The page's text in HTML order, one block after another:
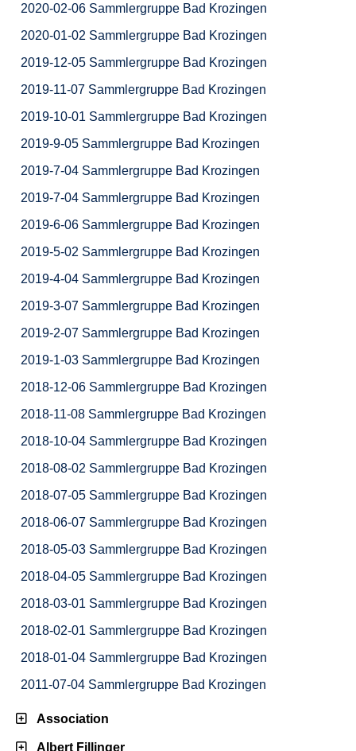
2020-02-06 Sammlergruppe Bad Krozingen
2020-01-02 Sammlergruppe Bad Krozingen
2019-12-05 Sammlergruppe Bad Krozingen
2019-11-07 Sammlergruppe Bad Krozingen
2019-10-01 Sammlergruppe Bad Krozingen
2019-9-05 Sammlergruppe Bad Krozingen
2019-7-04 Sammlergruppe Bad Krozingen
2019-7-04 Sammlergruppe Bad Krozingen
2019-6-06 Sammlergruppe Bad Krozingen
2019-5-02 Sammlergruppe Bad Krozingen
2019-4-04 Sammlergruppe Bad Krozingen
2019-3-07 Sammlergruppe Bad Krozingen
2019-2-07 Sammlergruppe Bad Krozingen
2019-1-03 Sammlergruppe Bad Krozingen
2018-12-06 Sammlergruppe Bad Krozingen
2018-11-08 Sammlergruppe Bad Krozingen
2018-10-04 Sammlergruppe Bad Krozingen
2018-08-02 Sammlergruppe Bad Krozingen
2018-07-05 Sammlergruppe Bad Krozingen
2018-06-07 Sammlergruppe Bad Krozingen
2018-05-03 Sammlergruppe Bad Krozingen
2018-04-05 Sammlergruppe Bad Krozingen
2018-03-01 Sammlergruppe Bad Krozingen
2018-02-01 Sammlergruppe Bad Krozingen
2018-01-04 Sammlergruppe Bad Krozingen
2011-07-04 Sammlergruppe Bad Krozingen
Association
Albert Fillinger